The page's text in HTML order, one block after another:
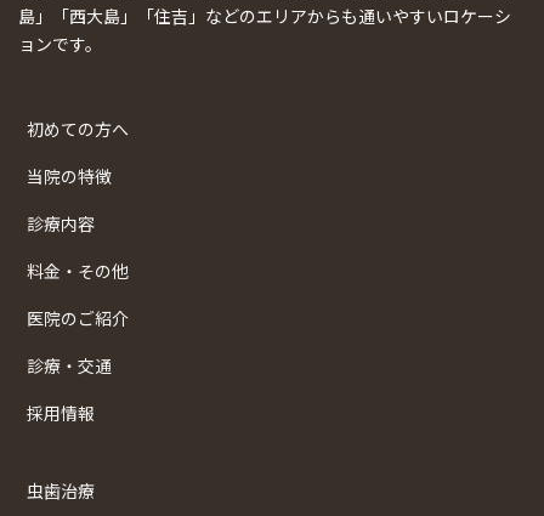
島」「西大島」「住吉」などのエリアからも通いやすいロケーシ
ョンです。
初めての方へ
当院の特徴
診療内容
料金・その他
医院のご紹介
診療・交通
採用情報
虫歯治療